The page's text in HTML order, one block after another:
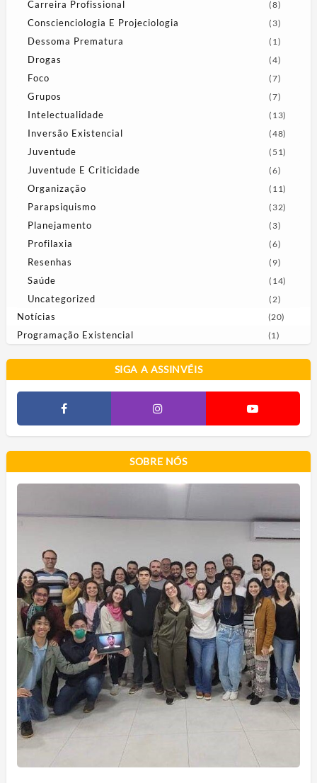
Carreira Profissional (8)
Conscienciologia E Projeciologia (3)
Dessoma Prematura (1)
Drogas (4)
Foco (7)
Grupos (7)
Intelectualidade (13)
Inversão Existencial (48)
Juventude (51)
Juventude E Criticidade (6)
Organização (11)
Parapsiquismo (32)
Planejamento (3)
Profilaxia (6)
Resenhas (9)
Saúde (14)
Uncategorized (2)
Notícias (20)
Programação Existencial (1)
SIGA A ASSINVÉIS
SOBRE NÓS